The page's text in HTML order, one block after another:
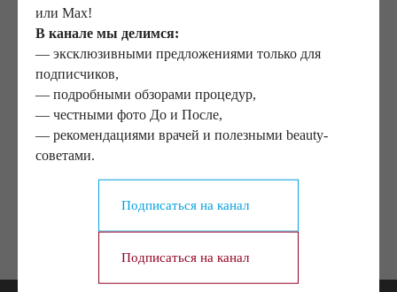
или Max!
В канале мы делимся:
— эксклюзивными предложениями только для
подписчиков,
— подробными обзорами процедур,
— честными фото До и После,
— рекомендациями врачей и полезными beauty-
советами.
Подписаться на канал
Подписаться на канал
Чем отличается cheek lifting от обычной
подтяжки лица?
Сколько сохраняется эффект от скуловой
Чем отличается чик лифтинг от нижней
блефаропластики